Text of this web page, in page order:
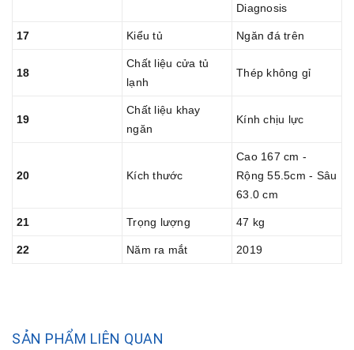
Diagnosis
17 Kiểu tủ Ngăn đá trên
18
Chất liệu cửa tủ
lạnh
Thép không gỉ
19
Chất liệu khay
ngăn
Kính chịu lực
20 Kích thước
Cao 167 cm -
Rộng 55.5cm - Sâu
63.0 cm
21 Trọng lượng 47 kg
22 Năm ra mắt 2019
SẢN PHẨM LIÊN QUAN